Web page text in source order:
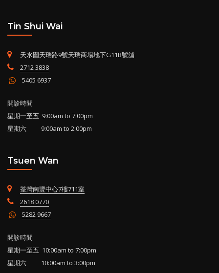
Tin Shui Wai
天水圍天瑞路9號天瑞商場地下G11B號舖
2712 3838
5405 6937
開診時間
星期一至五 9:00am to 7:00pm
星期六 9:00am to 2:00pm
Tsuen Wan
荃灣南豐中心7樓711室
2618 0770
5282 9667
開診時間
星期一至五 10:00am to 7:00pm
星期六 10:00am to 3:00pm